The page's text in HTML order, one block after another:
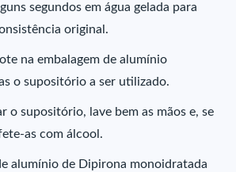
segundos em água gelada para
original.
na embalagem de alumínio
o supositório a ser utilizado.
o supositório, lave bem as mãos e, se
as com álcool.
alumínio de Dipirona monoidratada